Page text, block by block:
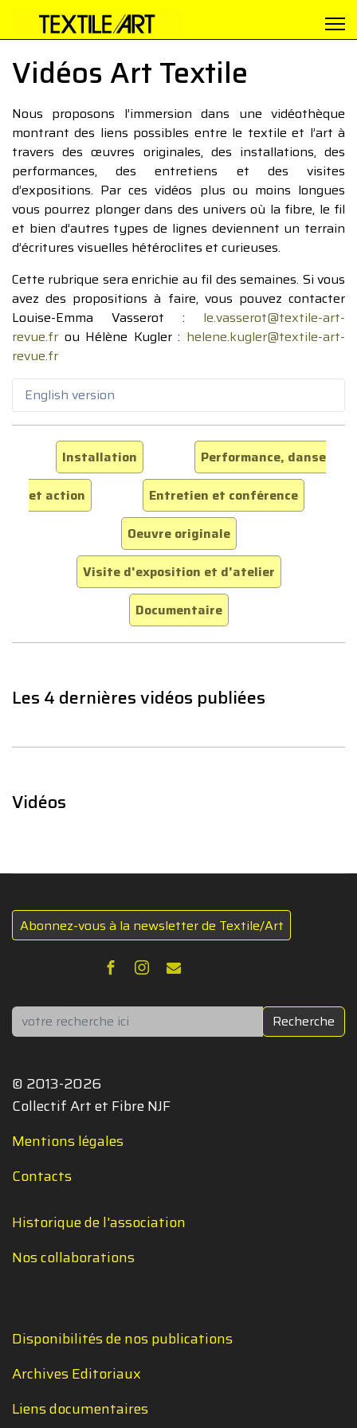
Vidéos Art Textile
Nous proposons l’immersion dans une vidéothèque
montrant des liens possibles entre le textile et l’art à
travers des œuvres originales, des installations, des
performances, des entretiens et des visites
d’expositions. Par ces vidéos plus ou moins longues
vous pourrez plonger dans des univers où la fibre, le fil
et bien d’autres types de lignes deviennent un terrain
d’écritures visuelles hétéroclites et curieuses.
Cette rubrique sera enrichie au fil des semaines. Si vous
avez des propositions à faire, vous pouvez contacter
Louise-Emma Vasserot : le.vasserot@textile-art-
revue.fr ou Hélène Kugler : helene.kugler@textile-art-
revue.fr
English version
Installation
Performance, danse
et action
Entretien et conférence
Oeuvre originale
Visite d'exposition et d'atelier
Documentaire
Les 4 dernières vidéos publiées
Vidéos
Abonnez-vous à la newsletter de Textile/Art
Rechercher Recherche
© 2013-2026
Collectif Art et Fibre NJF
Mentions légales
Contacts
Historique de l'association
Nos collaborations
Disponibilités de nos publications
Archives Editoriaux
Liens documentaires